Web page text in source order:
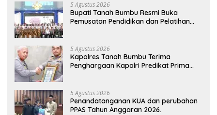
5 Agustus 2026
Bupati Tanah Bumbu Resmi Buka
Pemusatan Pendidikan dan Pelatihan
5 Agustus 2026
Kapolres Tanah Bumbu Terima
Penghargaan Kapolri Predikat Prima
5 Agustus 2026
Penandatanganan KUA dan perubahan
PPAS Tahun Anggaran 2026.